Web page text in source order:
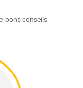
bons conseils